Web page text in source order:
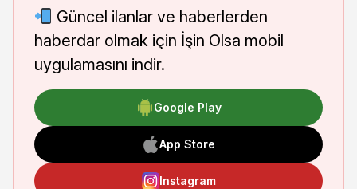
Güncel ilanlar ve haberlerden
haberdar olmak için İşin Olsa mobil
uygulamasını indir.
Google Play
App Store
Instagram